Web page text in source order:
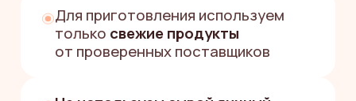
Заполните форму
+7